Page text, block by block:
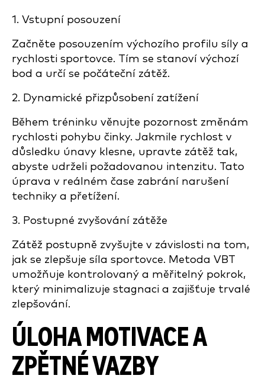
1. Vstupní posouzení
Začněte posouzením výchozího profilu síly a
rychlosti sportovce. Tím se stanoví výchozí
bod a určí se počáteční zátěž.
2. Dynamické přizpůsobení zatížení
Během tréninku věnujte pozornost změnám
rychlosti pohybu činky. Jakmile rychlost v
důsledku únavy klesne, upravte zátěž tak,
abyste udrželi požadovanou intenzitu. Tato
úprava v reálném čase zabrání narušení
techniky a přetížení.
3. Postupné zvyšování zátěže
Zátěž postupně zvyšujte v závislosti na tom,
jak se zlepšuje síla sportovce. Metoda VBT
umožňuje kontrolovaný a měřitelný pokrok,
který minimalizuje stagnaci a zajišťuje trvalé
zlepšování.
ÚLOHA MOTIVACE A
ZPĚTNÉ VAZBY